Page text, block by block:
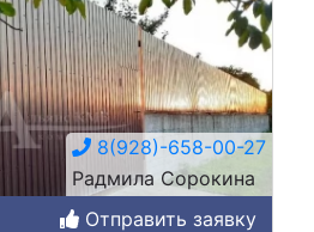
8(928)-658-00-27
Радмила Сорокина
Отправить заявку